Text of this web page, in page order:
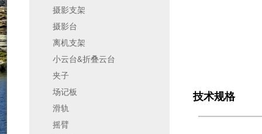
摄影支架
摄影台
离机支架
小云台&折叠云台
夹子
场记板
滑轨
摇臂
技术规格